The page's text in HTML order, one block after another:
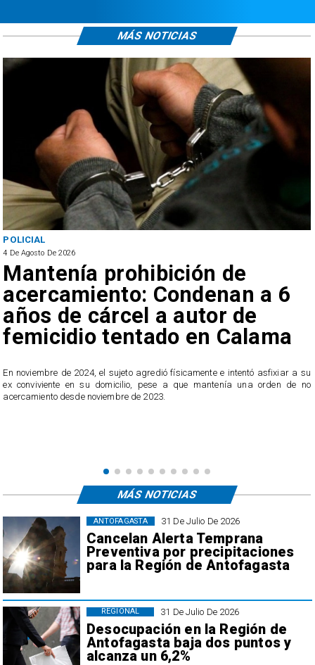
POLICIAL
4 De Agosto De 2026
Mantenía prohibición de
acercamiento: Condenan a 6
años de cárcel a autor de
femicidio tentado en Calama
En noviembre de 2024, el sujeto agredió físicamente e intentó asfixiar a su
ex conviviente en su domicilio, pese a que mantenía una orden de no
acercamiento desde noviembre de 2023.
MÁS NOTICIAS
31 De Julio De 2026
Cancelan Alerta Temprana
Preventiva por precipitaciones
para la Región de Antofagasta
ANTOFAGASTA
31 De Julio De 2026
Desocupación en la Región de
Antofagasta baja dos puntos y
alcanza un 6,2%
REGIONAL
MÁS NOTICIAS